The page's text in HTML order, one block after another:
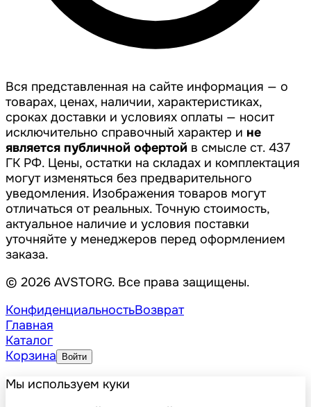
Вся представленная на сайте информация — о
товарах, ценах, наличии, характеристиках,
сроках доставки и условиях оплаты — носит
исключительно справочный характер и не
является публичной офертой в смысле ст. 437
ГК РФ. Цены, остатки на складах и комплектация
могут изменяться без предварительного
уведомления. Изображения товаров могут
отличаться от реальных. Точную стоимость,
актуальное наличие и условия поставки
уточняйте у менеджеров перед оформлением
заказа.
© 2026 AVSTORG. Все права защищены.
КонфиденциальностьВозврат
Главная
Каталог
Корзина
Войти
Мы используем куки